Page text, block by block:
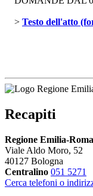
> Testo dell'atto
Recapiti
Regione Emilia-
Viale Aldo Moro, 52
40127 Bologna
Centralino 051 5271
Cerca telefoni o